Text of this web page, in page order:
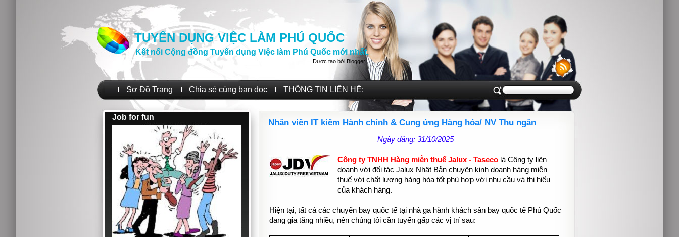
TUYỂN DỤNG VIỆC LÀM PHÚ QUỐC
Kết nối Cộng đồng Tuyển dụng Việc làm Phú Quốc mới nhất.
Được tạo bởi Blogger.
Sơ Đồ Trang Chia sẻ cùng bạn đọc THÔNG TIN LIÊN HỆ:
Job for fun
Nhân viên IT kiêm Hành chính & Cung ứng Hàng hóa/ NV Thu ngân
Ngày đăng: 31/10/2025
Công ty TNHH Hàng miễn thuế Jalux- Taseco là Công ty liên
doanh với đối tác Jalux Nhật Bản chuyên kinh doanh hàng miễn
thuế với chất lượng hàng hóa tốt phù hợp với nhu cầu và thị hiếu
của khách hàng.
Hiện tại, tất cả các chuyến bay quốc tế tại nhà ga hành khách sân bay quốc tế Phú Quốc
đang gia tăng nhiều, nên chúng tôi cần tuyển gấp các vị trí sau: